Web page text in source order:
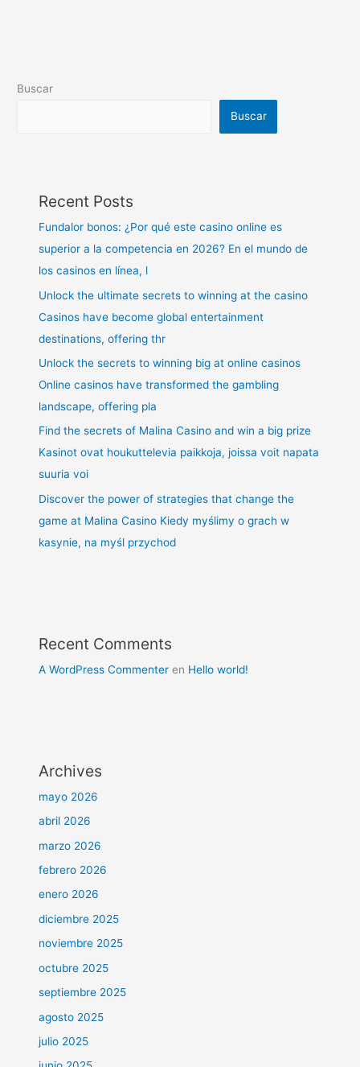
Buscar
Buscar
Recent Posts
Fundalor bonos: ¿Por qué este casino online es
superior a la competencia en 2026? En el mundo de
los casinos en línea, l
Unlock the ultimate secrets to winning at the casino
Casinos have become global entertainment
destinations, offering thr
Unlock the secrets to winning big at online casinos
Online casinos have transformed the gambling
landscape, offering pla
Find the secrets of Malina Casino and win a big prize
Kasinot ovat houkuttelevia paikkoja, joissa voit napata
suuria voi
Discover the power of strategies that change the
game at Malina Casino Kiedy myślimy o grach w
kasynie, na myśl przychod
Recent Comments
A WordPress Commenter en Hello world!
Archives
mayo 2026
abril 2026
marzo 2026
febrero 2026
enero 2026
diciembre 2025
noviembre 2025
octubre 2025
septiembre 2025
agosto 2025
julio 2025